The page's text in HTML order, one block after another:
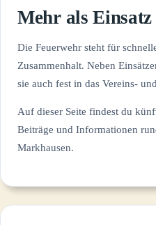
Mehr als
Die Feuerwehr steht für
Zusammenhalt. Neben
sie auch fest in das Vereins-
Auf dieser Seite findest du
Beiträge und Informationen
Markhausen.